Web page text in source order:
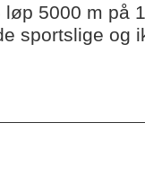
5000 m på
sportslige og